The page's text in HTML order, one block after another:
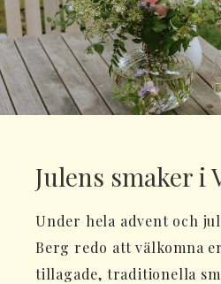
Julens smaker i
Under hela advent och
Berg redo att välkomna
tillagade, traditionella